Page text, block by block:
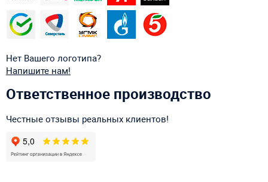
Нет Вашего логотипа?
Напишите нам!
Ответственное производство
Честные отзывы реальных клиентов!